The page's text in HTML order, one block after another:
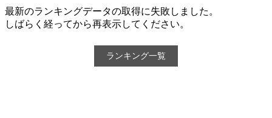
最新のランキングデータの取得に失敗しました。
しばらく経ってから再表示してください。
ランキング一覧